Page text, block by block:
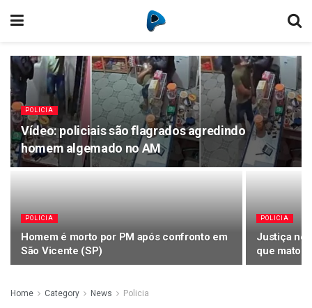
POLICIA
Vídeo: policiais são flagrados agredindo
homem algemado no AM
POLICIA
Homem é morto por PM após confronto em
São Vicente (SP)
POLICIA
Justiça
que matou
Home Category News Policia